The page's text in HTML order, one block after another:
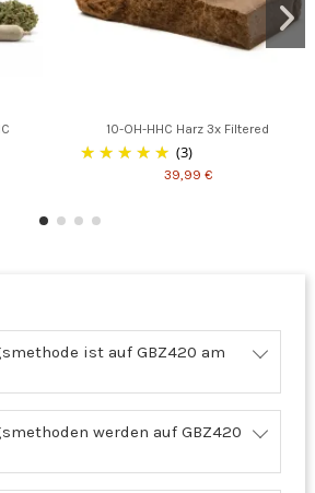
10-OH-HHC Harz 3x Filtered
(3)
39,99 €
ist auf GBZ420 am
werden auf GBZ420